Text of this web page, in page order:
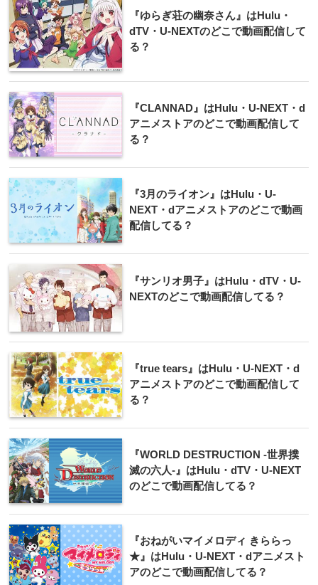
『ゆらぎ荘の幽奈さん』はHulu・
dTV・U-NEXTのどこで動画配信して
る？
『CLANNAD』はHulu・U-NEXT・d
アニメストアのどこで動画配信して
る？
『3月のライオン』はHulu・U-
NEXT・dアニメストアのどこで動画
配信してる？
『サンリオ男子』はHulu・dTV・U-
NEXTのどこで動画配信してる？
『true tears』はHulu・U-NEXT・d
アニメストアのどこで動画配信して
る？
『WORLD DESTRUCTION -世界撲
滅の六人-』はHulu・dTV・U-NEXT
のどこで動画配信してる？
『おねがいマイメロディ きららっ
★』はHulu・U-NEXT・dアニメスト
アのどこで動画配信してる？